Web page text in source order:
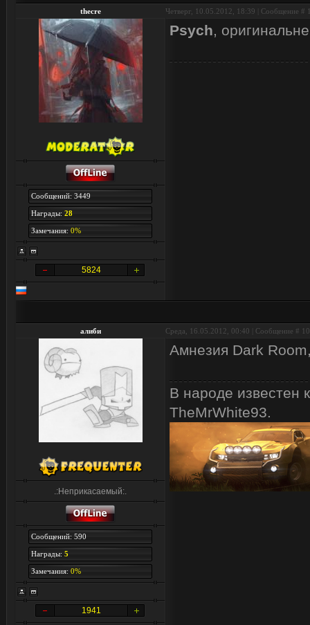
thecre Четверг, 10.05.2012, 18:39 | Сообщение #
Сообщений: 3449
Награды: 28
Замечания: 0%
5824
Psych,
алиби Среда, 16.05.2012, 00:40 | Сообщение #
.:Неприкасаемый:.
Сообщений: 590
Награды: 5
Замечания: 0%
1941
Амнезия Dark
В народе известен
TheMrWhite93.